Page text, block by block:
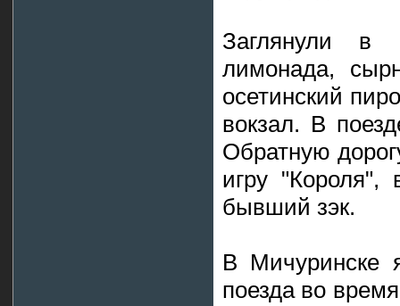
Заглянули в
лимонада,
осетинский
вокзал. В
Обратную
игру "Короля",
бывший зэк.
В
поезда во